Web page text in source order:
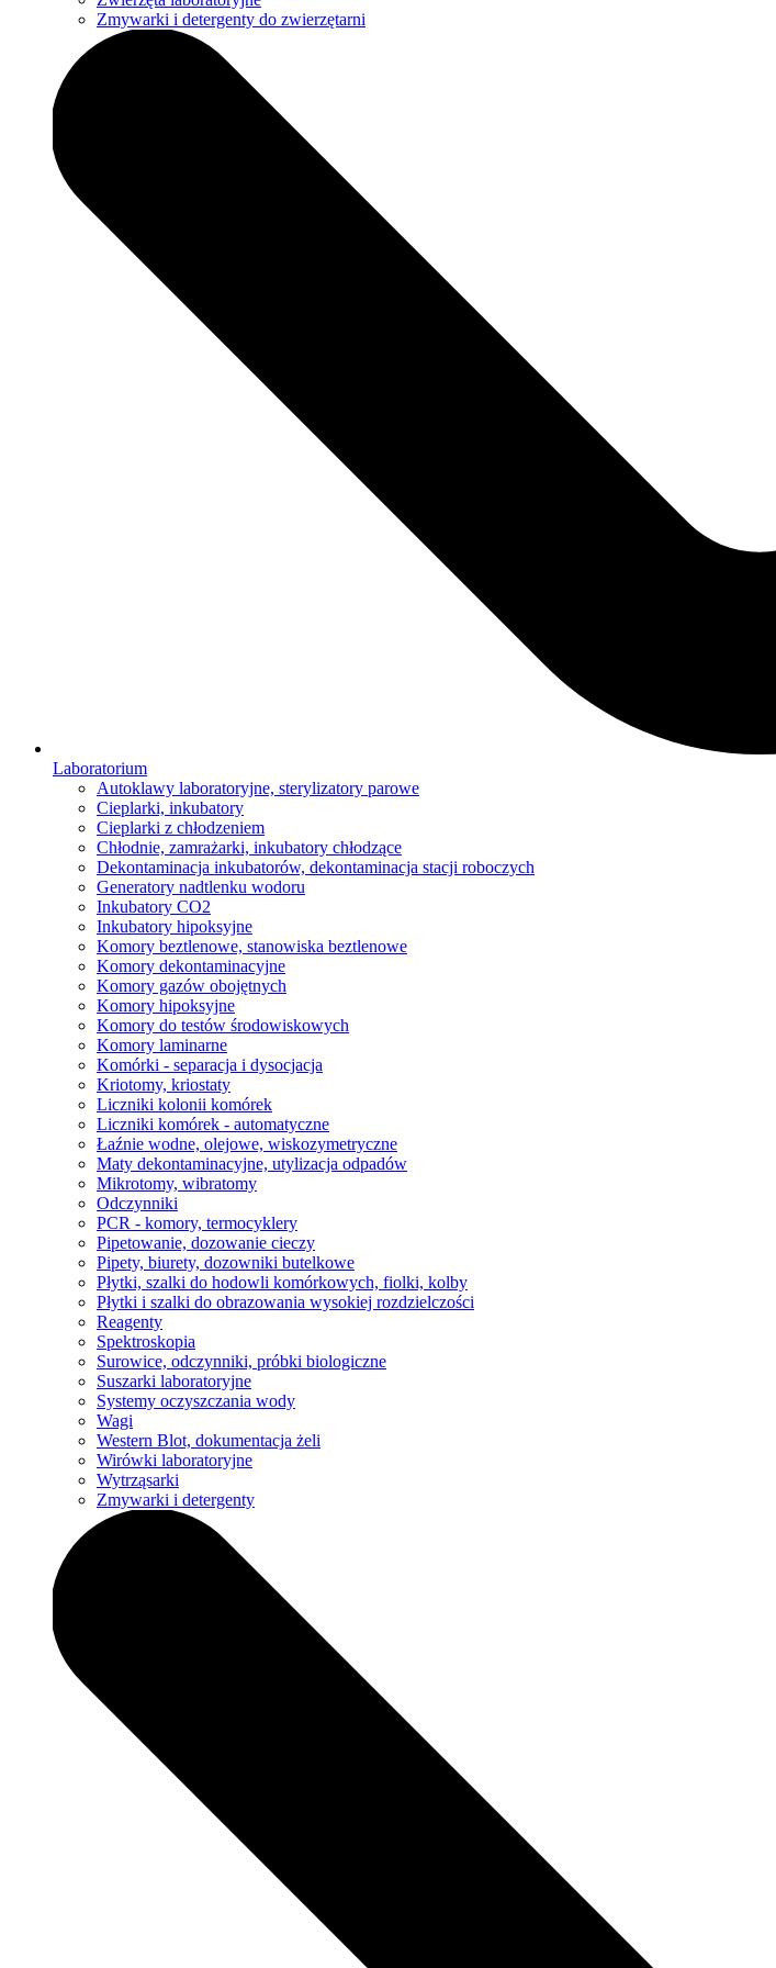
Zmywarki i detergenty do zwierzętarni
Laboratorium
Autoklawy laboratoryjne, sterylizatory parowe
Cieplarki, inkubatory
Cieplarki z chłodzeniem
Chłodnie, zamrażarki, inkubatory chłodzące
Dekontaminacja inkubatorów, dekontaminacja stacji roboczych
Generatory nadtlenku wodoru
Inkubatory CO2
Inkubatory hipoksyjne
Komory beztlenowe, stanowiska beztlenowe
Komory dekontaminacyjne
Komory gazów obojętnych
Komory hipoksyjne
Komory do testów środowiskowych
Komory laminarne
Komórki - separacja i dysocjacja
Kriotomy, kriostaty
Liczniki kolonii komórek
Liczniki komórek - automatyczne
Łaźnie wodne, olejowe, wiskozymetryczne
Maty dekontaminacyjne, utylizacja odpadów
Mikrotomy, wibratomy
Odczynniki
PCR - komory, termocyklery
Pipetowanie, dozowanie cieczy
Pipety, biurety, dozowniki butelkowe
Płytki, szalki do hodowli komórkowych, fiolki, kolby
Płytki i szalki do obrazowania wysokiej rozdzielczości
Reagenty
Spektroskopia
Surowice, odczynniki, próbki biologiczne
Suszarki laboratoryjne
Systemy oczyszczania wody
Wagi
Western Blot, dokumentacja żeli
Wirówki laboratoryjne
Wytrząsarki
Zmywarki i detergenty